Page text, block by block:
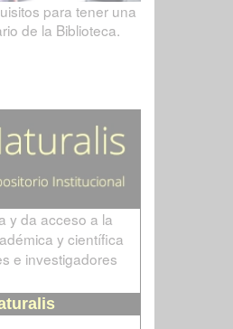
para tener una
de la Biblioteca.
y da acceso a la
y científica
e investigadores